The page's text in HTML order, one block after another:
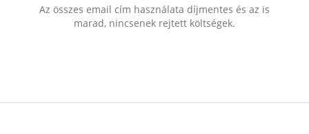
Az összes email cím használata díjmentes és az is
marad, nincsenek rejtett költségek.